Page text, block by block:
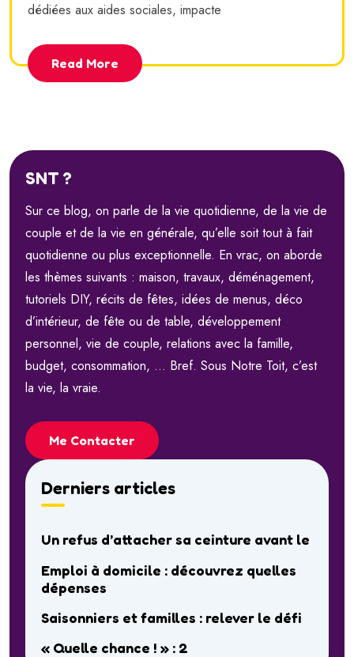
dédiées aux aides sociales, impacte
Read More
SNT ?
Sur ce blog, on parle de la vie quotidienne, de la vie de
couple et de la vie en générale, qu’elle soit tout à fait
quotidienne ou plus exceptionnelle. En vrac, on aborde
les thèmes suivants : maison, travaux, déménagement,
tutoriels DIY, récits de fêtes, idées de menus, déco
d’intérieur, de fête ou de table, développement
personnel, vie de couple, relations avec la famille,
budget, consommation, … Bref. Sous Notre Toit, c’est
la vie, la vraie.
Me Contacter
Derniers articles
Un refus d’attacher sa ceinture avant le
Emploi à domicile : découvrez quelles
dépenses
Saisonniers et familles : relever le défi
« Quelle chance ! » : 2